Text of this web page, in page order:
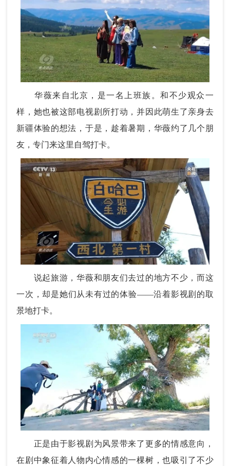
华薇来自北京，是一名上班族。和不少观众一
样，她也被这部电视剧所打动，并因此萌生了亲身去
新疆体验的想法，于是，趁着暑期，华薇约了几个朋
友，专门来这里自驾打卡。
说起旅游，华薇和朋友们去过的地方不少，而这
一次，却是她们从未有过的体验——沿着影视剧的取
景地打卡。
正是由于影视剧为风景带来了更多的情感意向，
在剧中象征着人物内心情感的一棵树，也吸引了不少